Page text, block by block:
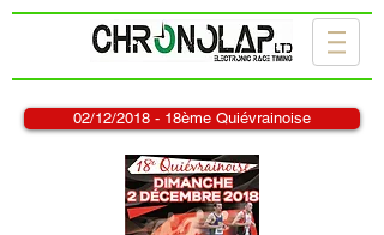
02/12/2018 - 18ème Quiévrainoise